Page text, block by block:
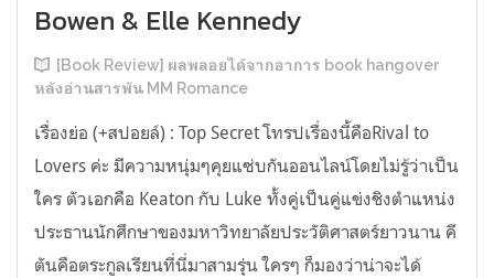
Bowen & Elle Kennedy
[Book Review] ผลพลอยได้จากอาการ book hangover
หลังอ่านสารพัน MM Romance
เรื่องย่อ (+สปอยล์) : Top Secret โทรปเรื่องนี้คือRival to
Lovers ค่ะ มีความหนุ่มๆคุยแซ่บกันออนไลน์โดยไม่รู้ว่าเป็น
ใคร ตัวเอกคือ Keaton กับ Luke ทั้งคู่เป็นคู่แข่งชิงตำแหน่ง
ประธานนักศึกษาของมหาวิทยาลัยประวัติศาสตร์ยาวนาน คี
ตันคือตระกูลเรียนที่นี่มาสามรุ่น ใครๆ ก็มองว่าน่าจะได้